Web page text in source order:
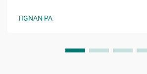
TIGNAN PA